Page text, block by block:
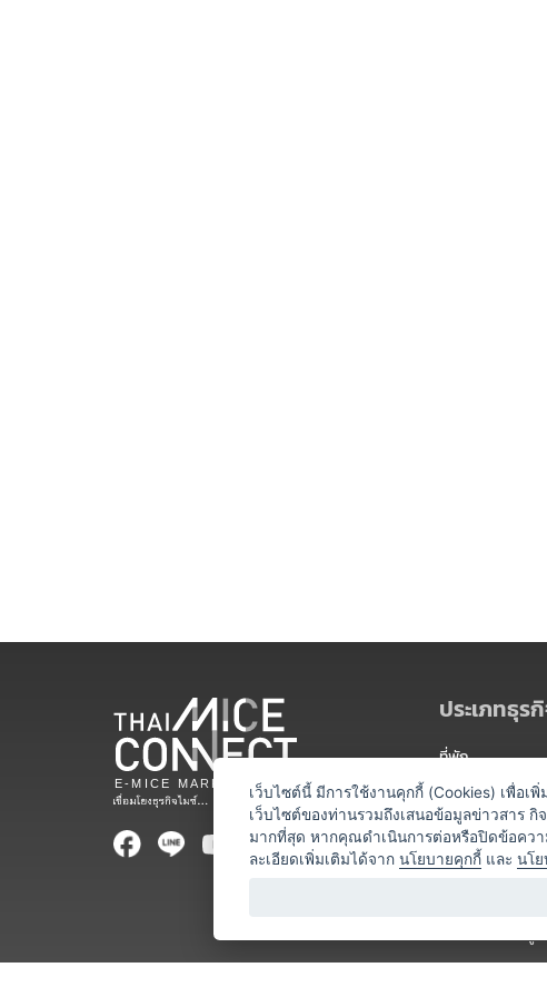
ประเภทธุร
ที่พัก
สถานที่จัดงาน
ท่องเที่ยว / นำเที่
ออแกไนเซอร์
บริการสำหรับผู้
เว็บไซต์นี้ มีการใช้งานคุกกี้ (Cookies) เพื่อ
เว็บไซต์ของท่านรวมถึงเสนอข้อมูลข่าวสาร
มากที่สุด หากคุณดำเนินการต่อหรือปิดข้อคว
ละเอียดเพิ่มเติมได้จาก นโยบายคุกกี้ และ นโ